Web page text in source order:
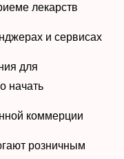
лекарств
и сервисах
для
начать
коммерции
розничным